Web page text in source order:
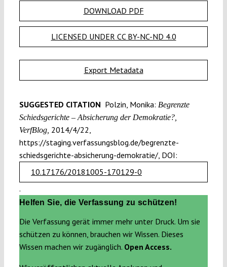
DOWNLOAD PDF
LICENSED UNDER CC BY-NC-ND 4.0
Export Metadata
SUGGESTED CITATION Polzin, Monika: Begrenzte
Schiedsgerichte – Absicherung der Demokratie?,
VerfBlog, 2014/4/22,
https://staging.verfassungsblog.de/begrenzte-
schiedsgerichte-absicherung-demokratie/, DOI:
10.17176/20181005-170129-0
.
Helfen Sie, die Verfassung zu schützen!
Die Verfassung gerät immer mehr unter Druck. Um sie
schützen zu können, brauchen wir Wissen. Dieses
Wissen machen wir zugänglich. Open Access.